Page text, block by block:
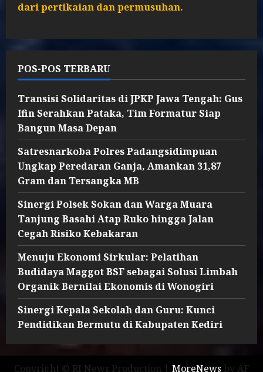
dari pertikaian dan permusuhan.
POS-POS TERBARU
Transisi Solidaritas di JPKP Jawa Tengah: Gus
Ifin Serahkan Pataka, Tim Formatur Siap
Bangun Masa Depan
Satresnarkoba Polres Padangsidimpuan
Ungkap Peredaran Ganja, Amankan 31,87
Gram dan Tersangka MB
Sinergi Polsek Sokan dan Warga Muara
Tanjung Basahi Atap Ruko hingga Jalan
Cegah Risiko Kebakaran
Menuju Ekonomi Sirkular: Pelatihan
Budidaya Maggot BSF sebagai Solusi Limbah
Organik Bernilai Ekonomis di Wonogiri
Sinergi Kepala Sekolah dan Guru: Kunci
Pendidikan Bermutu di Kabupaten Kediri
Copyright © RI News Production | MoreNews by AF